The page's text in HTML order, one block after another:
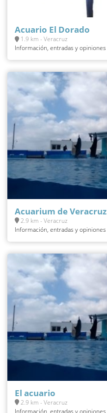
Acuario El Dorado
1.9 km - Veracruz
Información, entradas y opiniones
Acuarium de Veracruz
2.9 km - Veracruz
Información, entradas y opiniones
El acuario
2.9 km - Veracruz
Información, entradas y opiniones